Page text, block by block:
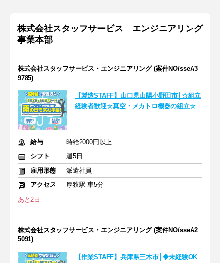
株式会社スタッフサービス エンジニアリング
事業本部
株式会社スタッフサービス・エンジニアリング (案件NO/sseA3
9785)
【製造STAFF】山口県山陽小野田市│☆組立
経験者歓迎☆真空・メカトロ機器の組立☆
給与
時給2000円以上
シフト
週5日
雇用形態
派遣社員
アクセス
厚狭駅 車5分
あと2日
株式会社スタッフサービス・エンジニアリング (案件NO/sseA2
5091)
【作業STAFF】兵庫県三木市│◆未経験OK